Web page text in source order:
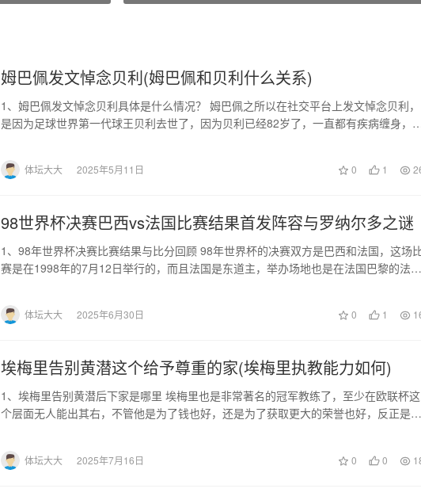
姆巴佩发文悼念贝利(姆巴佩和贝利什么关系)
1、姆巴佩发文悼念贝利具体是什么情况？ 姆巴佩之所以在社交平台上发文悼念贝利，
是因为足球世界第一代球王贝利去世了，因为贝利已经82岁了，一直都有疾病缠身，
体坛大大 2025年5月11日 0 1
98世界杯决赛巴西vs法国比赛结果首发阵容与罗纳尔多之谜
1、98年世界杯决赛比赛结果与比分回顾 98年世界杯的决赛双方是巴西和法国，这场
赛是在1998年的7月12日举行的，而且法国是东道主，举办场地也是在法国巴黎的法兰
体坛大大 2025年6月30日 0 1
埃梅里告别黄潜这个给予尊重的家(埃梅里执教能力如何)
1、埃梅里告别黄潜后下家是哪里 埃梅里也是非常著名的冠军教练了，至少在欧联杯这
个层面无人能出其右，不管他是为了钱也好，还是为了获取更大的荣誉也好，反正是他
体坛大大 2025年7月16日 0 0